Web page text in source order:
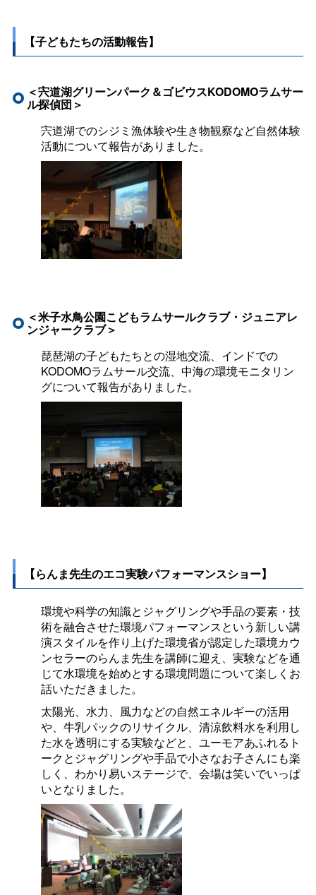
【子どもたちの活動報告】
＜宍道湖グリーンパーク＆ゴビウスKODOMOラムサー
ル探偵団＞
宍道湖でのシジミ漁体験や生き物観察など自然体験
活動について報告がありました。
＜米子水鳥公園こどもラムサールクラブ・ジュニアレ
ンジャークラブ＞
琵琶湖の子どもたちとの湿地交流、インドでの
KODOMOラムサール交流、中海の環境モニタリン
グについて報告がありました。
【らんま先生のエコ実験パフォーマンスショー】
環境や科学の知識とジャグリングや手品の要素・技
術を融合させた環境パフォーマンスという新しい講
演スタイルを作り上げた環境省が認定した環境カウ
ンセラーのらんま先生を講師に迎え、実験などを通
じて水環境を始めとする環境問題について楽しくお
話いただきました。
太陽光、水力、風力などの自然エネルギーの活用
や、牛乳パックのリサイクル、清涼飲料水を利用し
た水を透明にする実験などと、ユーモアあふれるト
ークとジャグリングや手品で小さなお子さんにも楽
しく、わかり易いステージで、会場は笑いでいっぱ
いとなりました。